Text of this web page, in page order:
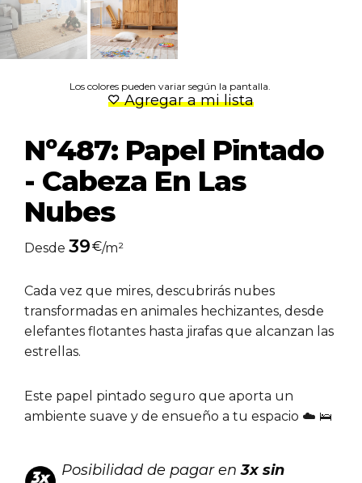
Los colores pueden variar según la pantalla.
Agregar a mi lista
Nº487: Papel Pintado
- Cabeza En Las
Nubes
Desde 39€/m²
Cada vez que mires, descubrirás nubes
transformadas en animales hechizantes, desde
elefantes flotantes hasta jirafas que alcanzan las
estrellas.
Este papel pintado seguro que aporta un
ambiente suave y de ensueño a tu espacio ☁️ 🛌
Posibilidad de pagar en3x sin